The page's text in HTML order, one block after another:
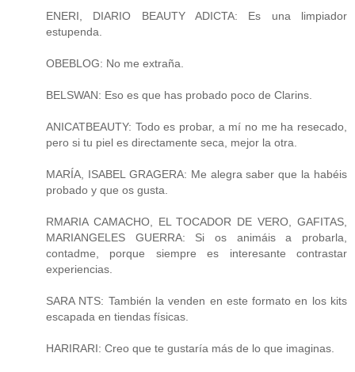
ENERI, DIARIO BEAUTY ADICTA: Es una limpiador
estupenda.
OBEBLOG: No me extraña.
BELSWAN: Eso es que has probado poco de Clarins.
ANICATBEAUTY: Todo es probar, a mí no me ha resecado,
pero si tu piel es directamente seca, mejor la otra.
MARÍA, ISABEL GRAGERA: Me alegra saber que la habéis
probado y que os gusta.
RMARIA CAMACHO, EL TOCADOR DE VERO, GAFITAS,
MARIANGELES GUERRA: Si os animáis a probarla,
contadme, porque siempre es interesante contrastar
experiencias.
SARA NTS: También la venden en este formato en los kits
escapada en tiendas físicas.
HARIRARI: Creo que te gustaría más de lo que imaginas.